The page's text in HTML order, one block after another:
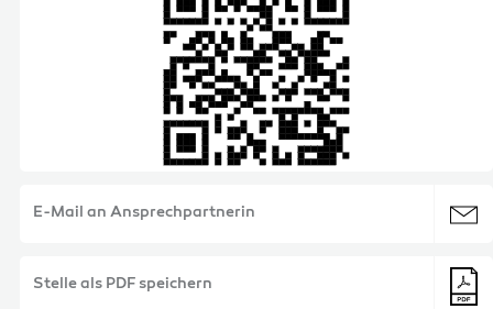
E-Mail an Ansprechpartnerin
Stelle als PDF speichern